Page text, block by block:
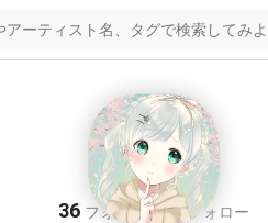
🍊涼水悠香🌟
36 フォロワー35 フォロー